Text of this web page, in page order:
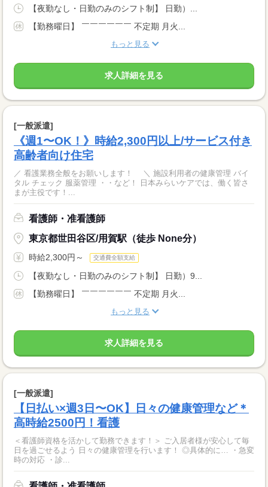
【夜勤なし・日勤のみのシフト制】 日勤）...
【勤務曜日】 ￣￣￣￣￣￣ 不定期 月火...
もっと見る
求人詳細を見る
[一般派遣]
《週1〜OK！》時給2,300円以上/サービス付き
高齢者向け住宅
／ 看護業務全般をお願いします！ ＼ 施設利用者の健康管理 バイ
タル チェック 服薬管理 ・・など！ 日本みらいケアでは、働く皆さ
まが主役です！...
看護師・准看護師
東京都世田谷区/用賀駅（徒歩 None分）
時給2,300円～ 交通費全額支給
【夜勤なし・日勤のみのシフト制】 日勤）9...
【勤務曜日】 ￣￣￣￣￣￣ 不定期 月火...
もっと見る
求人詳細を見る
[一般派遣]
【日払い×週3日〜OK】日々の健康管理など＊
高時給2500円！看護
＜看護師資格を活かして勤務できます！＞ ご入居者様が安心して毎
日を過ごせるよう 日々の健康管理を行います！ ◎具体的に… ・急変
時の対応 ・診...